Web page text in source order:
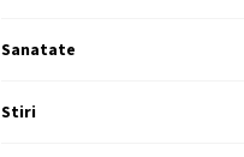
Sanatate
Stiri